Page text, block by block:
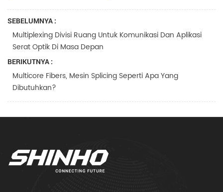
SEBELUMNYA :
Multiplexing Divisi Ruang Untuk Komunikasi Dan Aplikasi
Serat Optik Di Masa Depan
BERIKUTNYA :
Multicore Fibers, Mesin Splicing Seperti Apa Yang
Dibutuhkan?